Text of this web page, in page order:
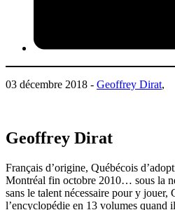
03 décembre 2018 - Geoffrey Dirat,
Geoffrey Dirat
Français d’origine, Québécois
Montréal fin octobre 2010… sous la
sans le talent nécessaire pour y jouer,
l’encyclopédie en 13 volumes quand